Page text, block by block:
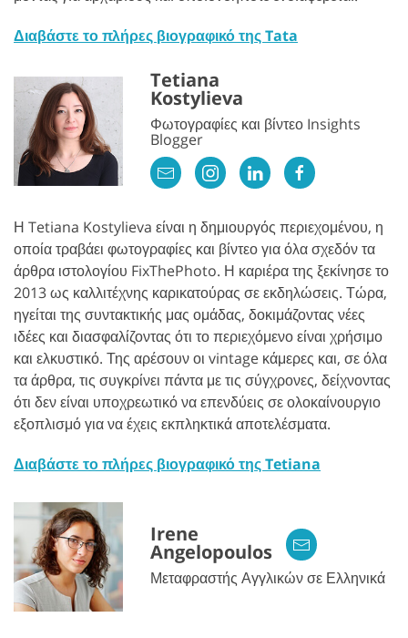
Διαβάστε το πλήρες βιογραφικό της Tata
Tetiana
Kostylieva
Φωτογραφίες και βίντεο Insights
Blogger
Η Tetiana Kostylieva είναι η δημιουργός περιεχομένου, η
οποία τραβάει φωτογραφίες και βίντεο για όλα σχεδόν τα
άρθρα ιστολογίου FixThePhoto. Η καριέρα της ξεκίνησε το
2013 ως καλλιτέχνης καρικατούρας σε εκδηλώσεις. Τώρα,
ηγείται της συντακτικής μας ομάδας, δοκιμάζοντας νέες
ιδέες και διασφαλίζοντας ότι το περιεχόμενο είναι χρήσιμο
και ελκυστικό. Της αρέσουν οι vintage κάμερες και, σε όλα
τα άρθρα, τις συγκρίνει πάντα με τις σύγχρονες, δείχνοντας
ότι δεν είναι υποχρεωτικό να επενδύεις ​​σε ολοκαίνουργιο
εξοπλισμό για να έχεις εκπληκτικά αποτελέσματα.
Διαβάστε το πλήρες βιογραφικό της Tetiana
Irene
Angelopoulos
Μεταφραστής Αγγλικών σε Ελληνικά